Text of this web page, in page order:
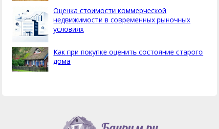
Оценка стоимости коммерческой
недвижимости в современных рыночных
условиях
Как при покупке оценить состояние старого
дома